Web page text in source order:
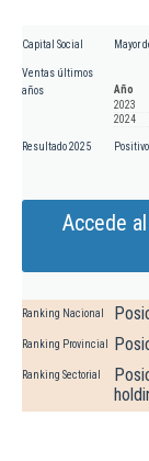
Capital Social Mayor
Ventas últimos
años
Año
2023
2024
Resultado 2025 Positivo
Accede
Ranking Nacional
Ranking Provincial
Ranking Sectorial